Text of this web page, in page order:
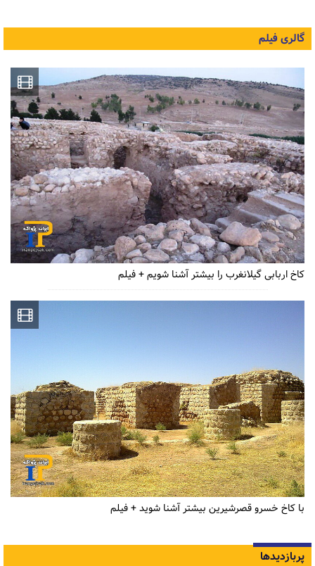
گالری فیلم
کاخ اربابی گیلانغرب را بیشتر آشنا شویم + فیلم
با کاخ خسرو قصرشیرین بیشتر آشنا شوید + فیلم
پربازدیدها